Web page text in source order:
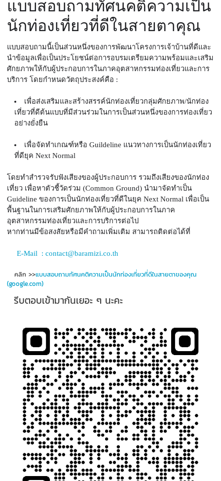
แบบสอบถามทัศนคติความเป็น
นักท่องเที่ยวที่ดีในสายตาคุณ
แบบสอบถามนี้เป็นส่วนหนึ่งของการพัฒนาโครงการเจ้าบ้านที่ดีและ
นำข้อมูลเพื่อเป็นประโยชน์ต่อการอบรมเตรียมความพร้อมและเสริม
ศักยภาพให้กับผู้ประกอบการในภาคอุตสาหกรรมท่องเที่ยวและการ
เพื่อส่งเสริมและสร้างสรรค์นักท่องเที่ยวกลุ่มศักยภาพ/นักท่อง
เที่ยวที่ดีต้นแบบที่มีส่วนร่วมในการเป็นส่วนหนึ่งของการท่องเที่ยว
อย่างยั่งยืน
เพื่อจัดทำเกณฑ์หรือ Guildeline แนวทางการเป็นนักท่องเที่ยว
ที่ดียุค Next Normal
โดยทำสำรวจรับฟังเสียงของผู้ประกอบการ รวมถึงเสียงของนักท่อง
เที่ยว เพื่อหาตัวชี้วัดร่วม (Common Ground) นำมาจัดทำเป็น
Guideline ของการเป็นนักท่องเที่ยวที่ดีในยุค Next Normal เพื่อเป็น
พื้นฐานในการเสริมศักยภาพให้กับผู้ประกอบการในภาค
อุตสาหกรรมท่องเที่ยวและการบริการต่อไป
หากท่านมีข้อสงสัยหรือมีคำถามเพิ่มเติม สามารถติดต่อได้ที่
E-Mail  : contact@baramizi.co.th
คลิก >>แบบสอบถามทัศนคติความเป็นนักท่องเที่ยวที่ดีในสายตาของคุณ
(google.com)
รีบตอบเข้ามากันเยอะ ๆ นะคะ